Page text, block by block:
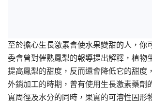
至於擔心生長激素會使水果變甜的人，你
委會曾對催熟鳳梨的報導提出解釋，植物
提高鳳梨的甜度，反而還會降低它的甜度
外銷加工的時期，曾有使用生長激素藥劑
實周徑及水分的同時，果實的可溶性固形